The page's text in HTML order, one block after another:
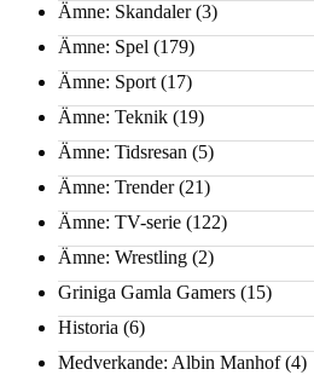
Ämne: Skandaler(3)
Ämne: Spel (179)
Ämne: Sport (17)
Ämne: Teknik (19)
Ämne: Tidsresan (5)
Ämne: Trender(21)
Ämne: TV-serie (122)
Ämne: Wrestling (2)
Griniga Gamla Gamers (15)
Historia (6)
Medverkande: Albin Manhof(4)